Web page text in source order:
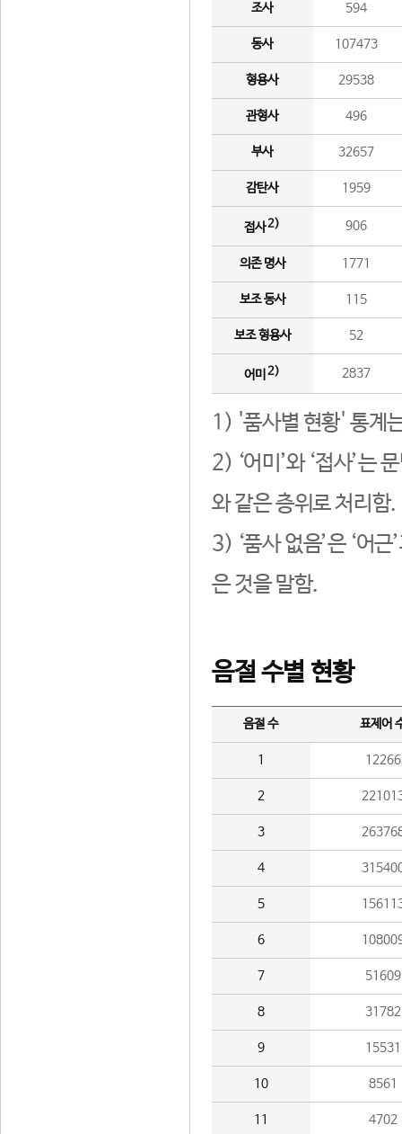
조사 594
동사 107473
형용사 29538
관형사 496
부사 32657
감탄사 1959
접사2) 906
의존 명사 1771
보조 동사 115
보조 형용사 52
어미 2) 2837
1) '품사별 현황' 통계
2) ‘어미’와 ‘접사’는
와 같은 층위로 처리함.
3) ‘품사 없음’은 ‘어
은 것을 말함.
음절 수별 현황
음절 수 표제어
1 12266
2
3
4
5
6
7 51609
8 31782
9 15531
10 8561
11 4702